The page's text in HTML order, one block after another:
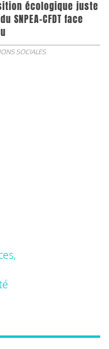
écologique juste
CFDT face
SOCIALES